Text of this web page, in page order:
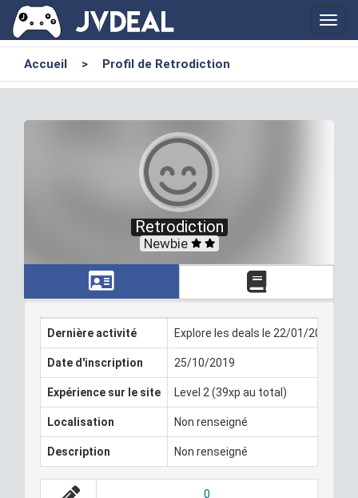
Accueil > Profil de Retrodiction
Retrodiction
Newbie
Dernière activité Explore les deals le 22/01/2022
Date d'inscription 25/10/2019
Expérience sur le site Level 2 (39xp au total)
Localisation Non renseigné
Description Non renseigné
0